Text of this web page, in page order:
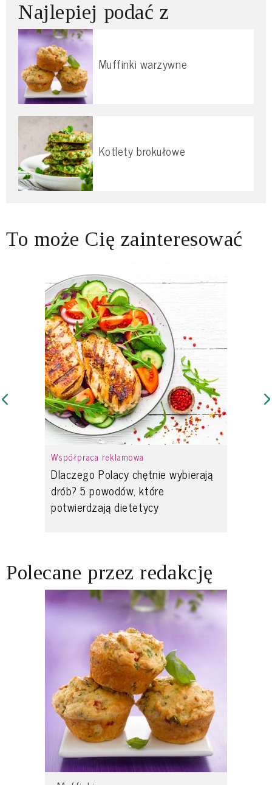
Najlepiej podać z
Muffinki warzywne
Kotlety brokułowe
To może Cię zainteresować
Współpraca reklamowa
Dlaczego Polacy chętnie wybierają
drób? 5 powodów, które
potwierdzają dietetycy
Polecane przez redakcję